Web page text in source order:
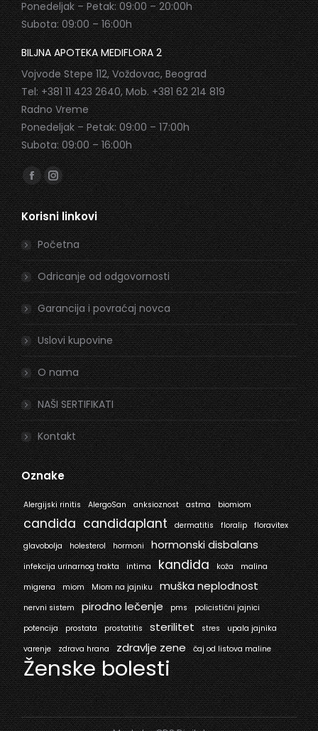
Ponedeljak – Petak: 09:00 – 20:00h
Subota: 09:00 – 16:00h
BILJNA APOTEKA MEDIFLORA 2
Vojvode Stepe 112, Voždovac, Beograd
Tel: +381 11 423 2640, Mob. +381 62 214 819
Radno Vreme
Ponedeljak – Petak: 09:00 – 17:00h
Subota: 09:00 – 16:00h
Find us on:
Facebook
page
opens
in
new
window
Instagram
page
opens
in
new
window
Korisni linkovi
Početna
Odricanje od odgovornosti
Garancija i povraćaj novca
Uslovi kupovine
O nama
NAŠI SERTIFIKATI
Kontakt
Oznake
Alergijski rinitis AlergoSan anksioznost astma biomiom
candida candidaplant dermatitis floralip
floravitex
glavobolja
holesterol hormoni hormonski disbalans
infekcija urinarnog trakta intima kandida koža
malina
migrena
miom Miom na jajniku muška neplodnost
nervni sistem pirodno lečenje pms
policistični jajnici
potencija
prostata prostatitis sterilitet stres
upala jajnika
varenje
zdrava hrana zdravlje zene čaj od listova maline
Ženske bolesti